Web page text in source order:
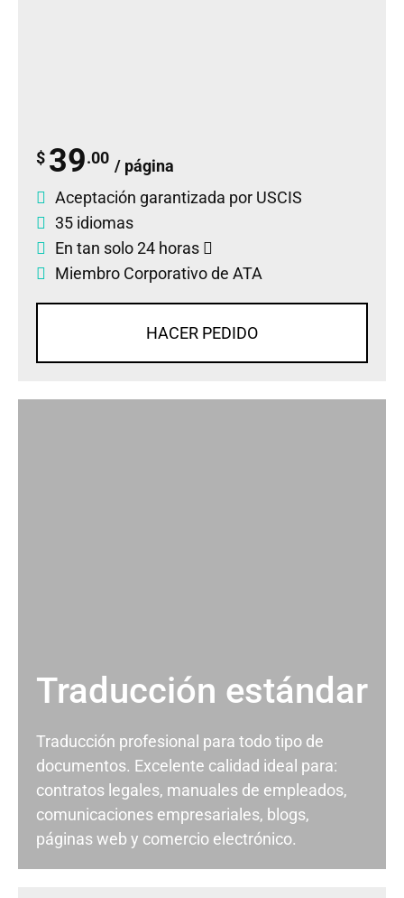
$ 39.00 / página
Aceptación garantizada por USCIS
35 idiomas
En tan solo 24 horas
Miembro Corporativo de ATA
HACER PEDIDO
Traducción estándar
Traducción profesional para todo tipo de
documentos. Excelente calidad ideal para:
contratos legales, manuales de empleados,
comunicaciones empresariales, blogs,
páginas web y comercio electrónico.